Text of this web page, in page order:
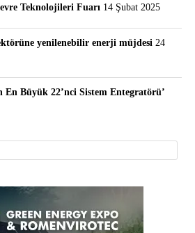
Teknolojileri Fuarı 14 Şubat 2025
yenilenebilir enerji müjdesi 24
Büyük 22’nci Sistem Entegratörü’